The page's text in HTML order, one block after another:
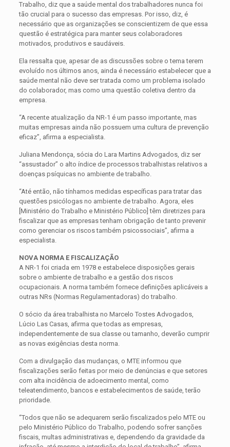
Trabalho, diz que a saúde mental dos trabalhadores nunca foi
tão crucial para o sucesso das empresas. Por isso, diz, é
necessário que as organizações se conscientizem de que essa
questão é estratégica para manter seus colaboradores
motivados, produtivos e saudáveis.
Ela ressalta que, apesar de as discussões sobre o tema terem
evoluído nos últimos anos, ainda é necessário estabelecer que a
saúde mental não deve ser tratada como um problema isolado
do colaborador, mas como uma questão coletiva dentro da
empresa.
“A recente atualização da NR-1 é um passo importante, mas
muitas empresas ainda não possuem uma cultura de prevenção
eficaz”, afirma a especialista.
Juliana Mendonça, sócia do Lara Martins Advogados, diz ser
“assustador” o alto índice de processos trabalhistas relativos a
doenças psíquicas no ambiente de trabalho.
“Até então, não tínhamos medidas específicas para tratar das
questões psicólogas no ambiente de trabalho. Agora, eles
[Ministério do Trabalho e Ministério Público] têm diretrizes para
fiscalizar que as empresas tenham obrigação de tanto prevenir
como gerenciar os riscos também psicossociais”, afirma a
especialista.
NOVA NORMA E FISCALIZAÇÃO
A NR-1 foi criada em 1978 e estabelece disposições gerais
sobre o ambiente de trabalho e a gestão dos riscos
ocupacionais. A norma também fornece definições aplicáveis a
outras NRs (Normas Regulamentadoras) do trabalho.
O sócio da área trabalhista no Marcelo Tostes Advogados,
Lúcio Las Casas, afirma que todas as empresas,
independentemente de sua classe ou tamanho, deverão cumprir
as novas exigências desta norma.
Com a divulgação das mudanças, o MTE informou que
fiscalizações serão feitas por meio de denúncias e que setores
com alta incidência de adoecimento mental, como
teleatendimento, bancos e estabelecimentos de saúde, terão
prioridade.
“Todos que não se adequarem serão fiscalizados pelo MTE ou
pelo Ministério Público do Trabalho, podendo sofrer sanções
fiscais, multas administrativas e, dependendo da gravidade da